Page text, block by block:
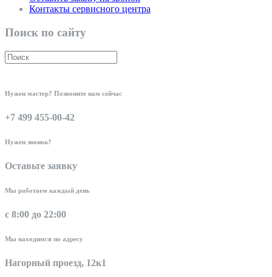
Контакты сервисного центра
Поиск по сайту
Нужен мастер? Позвоните нам сейчас
+7 499 455-00-42
Нужен звонок?
Оставьте заявку
Мы работаем каждый день
с 8:00 до 22:00
Мы находимся по адресу
Нагорный проезд, 12к1